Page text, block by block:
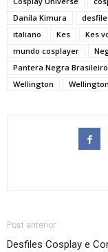
Danila Kimura
desfile
italiano
Kes Kes
mundo cosplayer
Pantera Negra Brasileiro
Wellington
Post anterior
Desfiles Cosplay e